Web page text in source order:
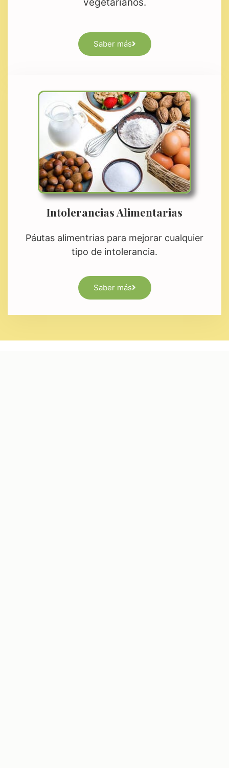
vegetarianos.
Saber más
Intolerancias Alimentarias
Páutas alimentrias para mejorar cualquier
tipo de intolerancia.
Saber más